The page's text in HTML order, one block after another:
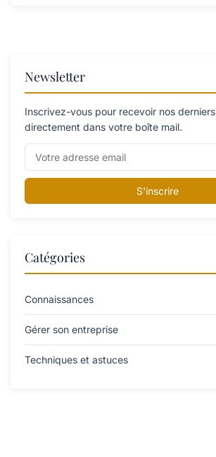
Newsletter
Inscrivez-vous pour recevoir nos
directement dans votre boîte mail.
S'inscrire
Catégories
Connaissances
Gérer son entreprise
Techniques et astuces